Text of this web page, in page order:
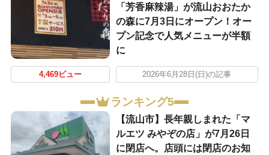
「芳香麻辣湯」が流山おおたか
の森に7月3日にオープン！オー
プン記念で人気メニューが半額
に
4,469ビュー 2026年6月28日(日)の記事
ランキング5
【流山市】長年親しまれた「マ
ルエツ みやぞの店」が7月26日
に閉店へ。店頭には閉店のお知